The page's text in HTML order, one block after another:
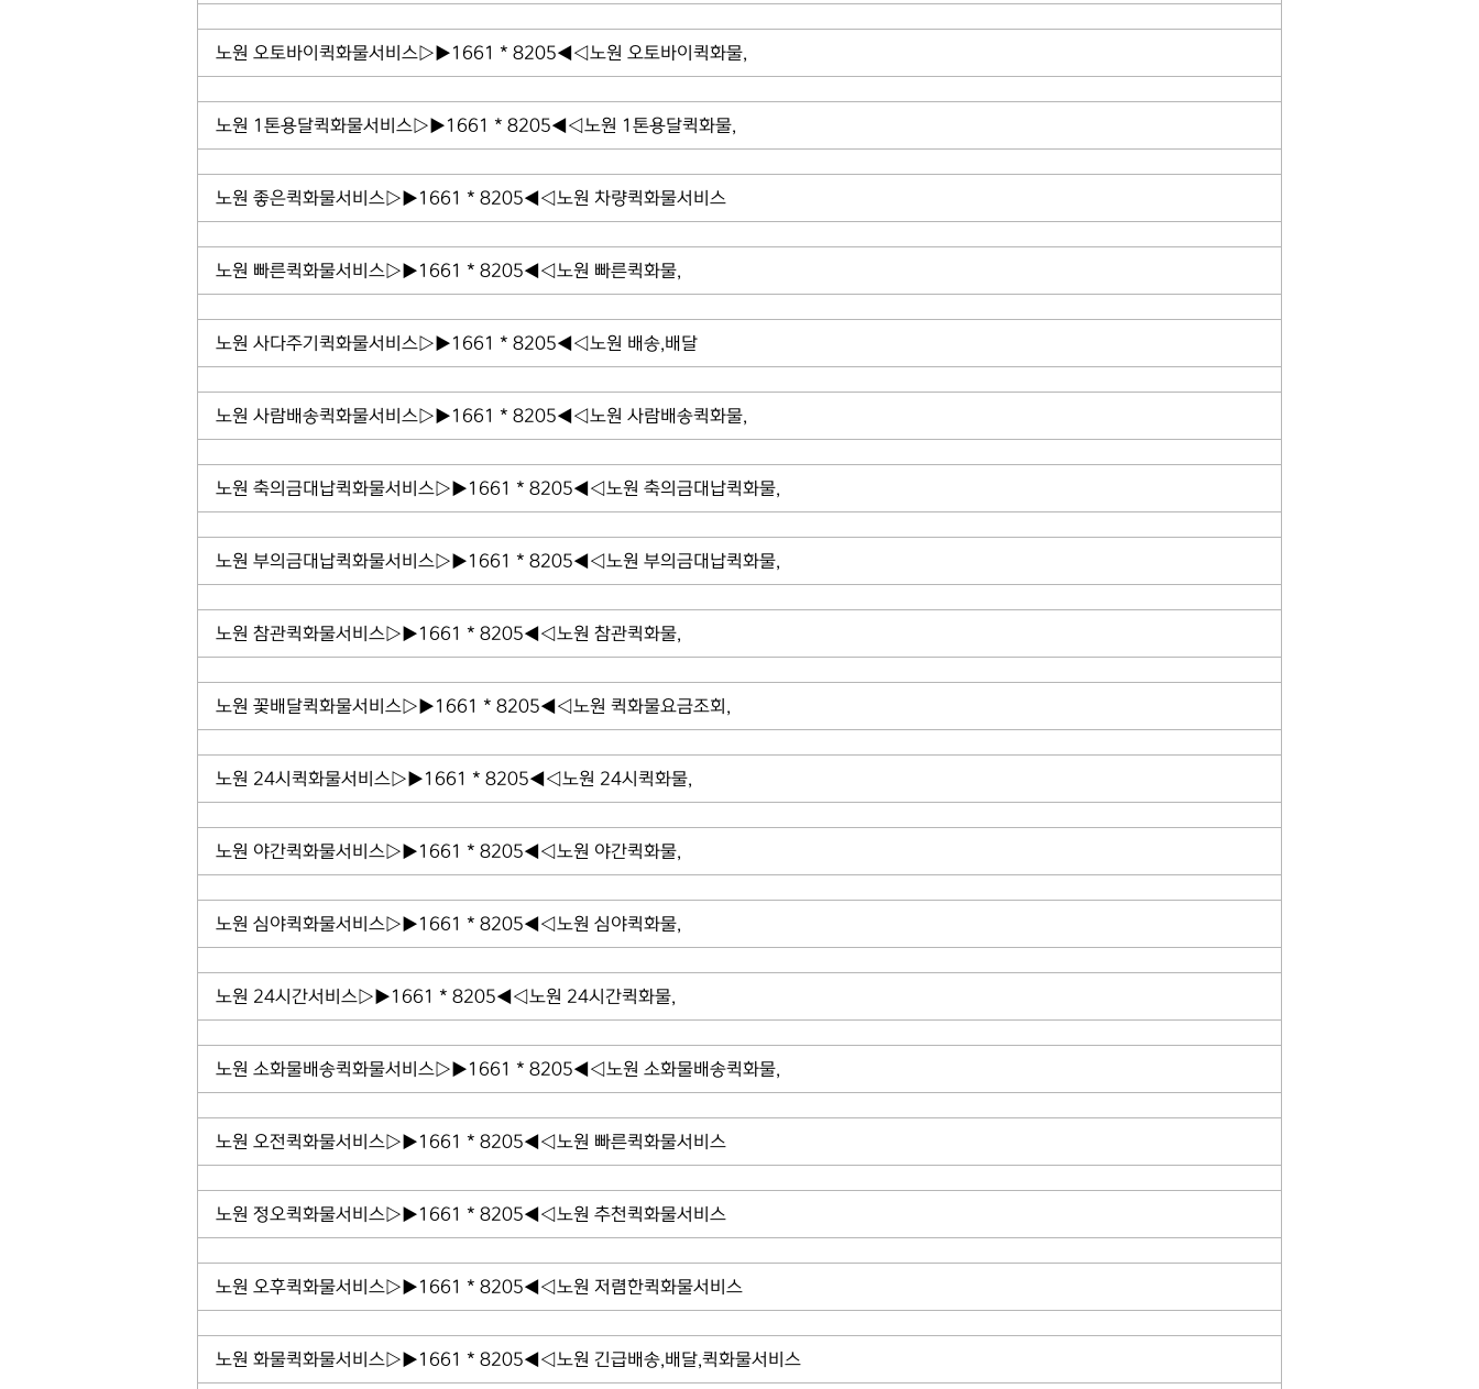
노원 오토바이퀵화물서비스▷▶1661 * 8205◀◁노원 오토바이퀵화물,
노원 1톤용달퀵화물서비스▷▶1661 * 8205◀◁노원 1톤용달퀵화물,
노원 좋은퀵화물서비스▷▶1661 * 8205◀◁노원 차량퀵화물서비스
노원 빠른퀵화물서비스▷▶1661 * 8205◀◁노원 빠른퀵화물,
노원 사다주기퀵화물서비스▷▶1661 * 8205◀◁노원 배송,배달
노원 사람배송퀵화물서비스▷▶1661 * 8205◀◁노원 사람배송퀵화물,
노원 축의금대납퀵화물서비스▷▶1661 * 8205◀◁노원 축의금대납퀵화물,
노원 부의금대납퀵화물서비스▷▶1661 * 8205◀◁노원 부의금대납퀵화물,
노원 참관퀵화물서비스▷▶1661 * 8205◀◁노원 참관퀵화물,
노원 꽃배달퀵화물서비스▷▶1661 * 8205◀◁노원 퀵화물요금조회,
노원 24시퀵화물서비스▷▶1661 * 8205◀◁노원 24시퀵화물,
노원 야간퀵화물서비스▷▶1661 * 8205◀◁노원 야간퀵화물,
노원 심야퀵화물서비스▷▶1661 * 8205◀◁노원 심야퀵화물,
노원 24시간서비스▷▶1661 * 8205◀◁노원 24시간퀵화물,
노원 소화물배송퀵화물서비스▷▶1661 * 8205◀◁노원 소화물배송퀵화물,
노원 오전퀵화물서비스▷▶1661 * 8205◀◁노원 빠른퀵화물서비스
노원 정오퀵화물서비스▷▶1661 * 8205◀◁노원 추천퀵화물서비스
노원 오후퀵화물서비스▷▶1661 * 8205◀◁노원 저렴한퀵화물서비스
노원 화물퀵화물서비스▷▶1661 * 8205◀◁노원 긴급배송,배달,퀵화물서비스